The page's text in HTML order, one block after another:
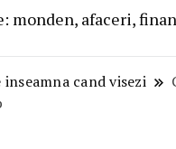
monden, afaceri,
inseamna cand visezi